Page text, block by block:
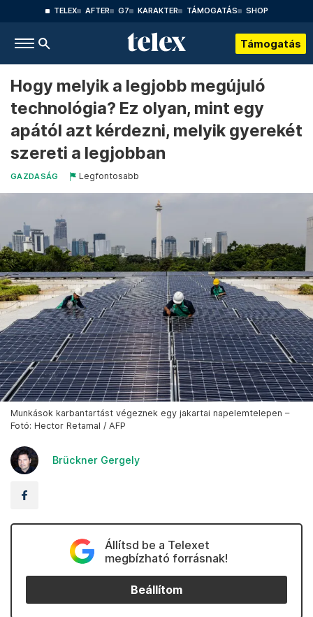
TELEX AFTER G7 KARAKTER TÁMOGATÁS SHOP
Támogatás
Hogy melyik a legjobb megújuló
technológia? Ez olyan, mint egy
apától azt kérdezni, melyik gyerekét
szereti a legjobban
GAZDASÁG Legfontosabb
Munkások karbantartást végeznek egy jakartai napelemtelepen –
Fotó: Hector Retamal / AFP
Brückner Gergely
Állítsd be a Telexet
megbízható forrásnak!
Beállítom